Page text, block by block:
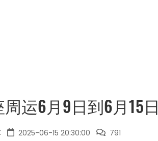
运6月9日到6月15日
2025-06-15 20:30:00 791